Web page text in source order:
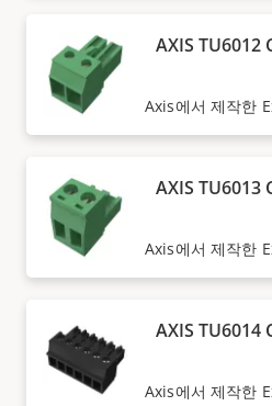
AXIS TU6012
Axis에서 제작한
AXIS TU6013
Axis에서 제작한
AXIS TU6014
Axis에서 제작한